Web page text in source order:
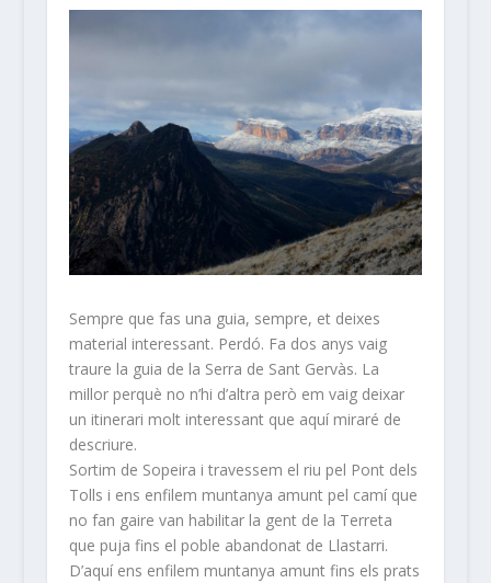
Sempre que fas una guia, sempre, et deixes
material interessant. Perdó. Fa dos anys vaig
traure la guia de la Serra de Sant Gervàs. La
millor perquè no n’hi d’altra però em vaig deixar
un itinerari molt interessant que aquí miraré de
descriure.
Sortim de Sopeira i travessem el riu pel Pont dels
Tolls i ens enfilem muntanya amunt pel camí que
no fan gaire van habilitar la gent de la Terreta
que puja fins el poble abandonat de Llastarri.
D’aquí ens enfilem muntanya amunt fins els prats